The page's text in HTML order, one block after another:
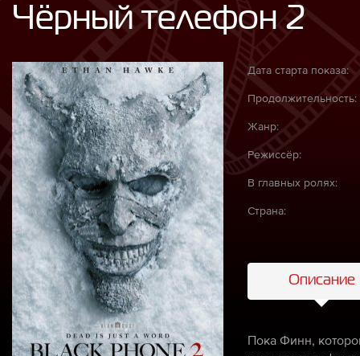
Чёрный телефон 2
Дата старта показа:
Продолжительность:
Жанр:
Режиссёр:
В главных ролях:
Страна:
Описание
Пока Финн,